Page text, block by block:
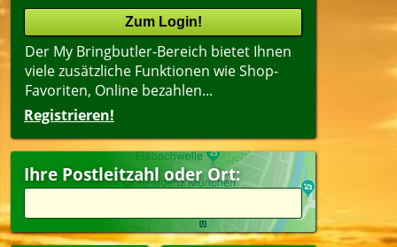
Der My Bringbutler-Bereich bietet Ihnen
viele zusätzliche Funktionen wie Shop-
Favoriten, Online bezahlen...
Registrieren!
Ihre Postleitzahl oder Ort:
Name
Alter(ältester Shop zuerst)
Getränke